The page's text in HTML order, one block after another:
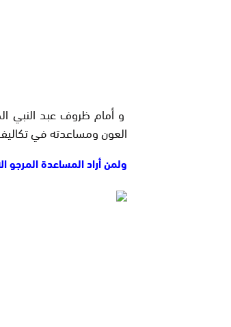
و أمام ظروف عبد النبي
العون ومساعدته في
ولمن أراد المساعدة المرجو